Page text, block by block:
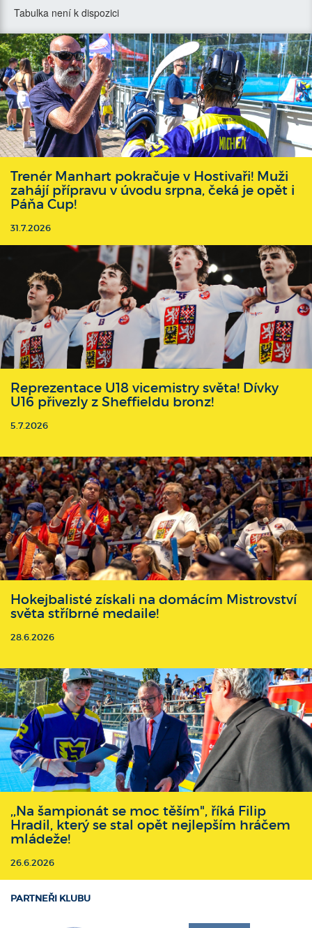
Tabulka není k dispozici
Trenér Manhart pokračuje v Hostivaři! Muži
zahájí přípravu v úvodu srpna, čeká je opět i
Páňa Cup!
31.7.2026
Reprezentace U18 vicemistry světa! Dívky
U16 přivezly z Sheffieldu bronz!
5.7.2026
Hokejbalisté získali na domácím Mistrovství
světa stříbrné medaile!
28.6.2026
,,Na šampionát se moc těším", říká Filip
Hradil, který se stal opět nejlepším hráčem
mládeže!
26.6.2026
PARTNEŘI KLUBU